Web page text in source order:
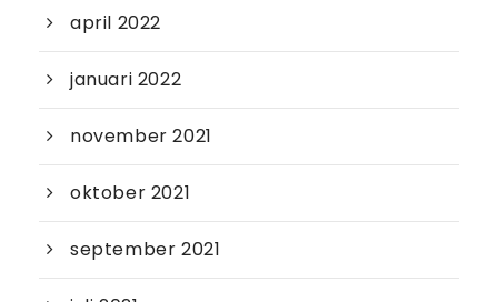
april 2022
januari 2022
november 2021
oktober 2021
september 2021